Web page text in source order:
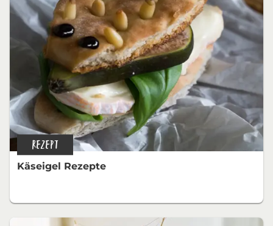
REZEPT
Käseigel Rezepte